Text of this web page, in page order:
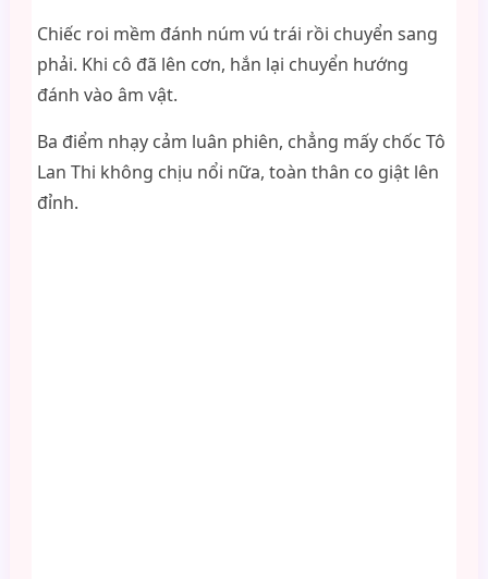
Chiếc roi mềm đánh núm vú trái rồi chuyển sang
phải. Khi cô đã lên cơn, hắn lại chuyển hướng
đánh vào âm vật.
Ba điểm nhạy cảm luân phiên, chẳng mấy chốc Tô
Lan Thi không chịu nổi nữa, toàn thân co giật lên
đỉnh.